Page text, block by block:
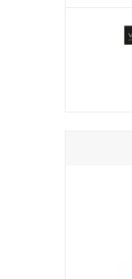
法芙
规格: 3